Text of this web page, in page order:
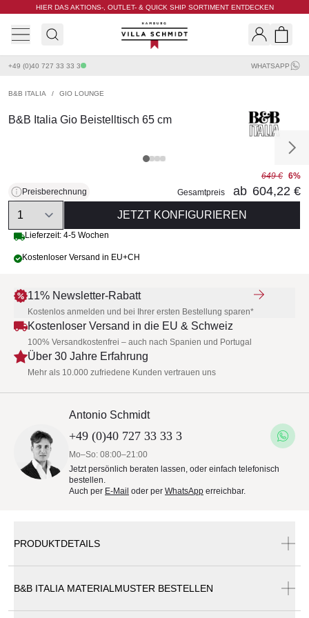
HIER DAS AKTIONS-, OUTLET- & QUICK SHIP SORTIMENT ENTDECKEN
Villa Schmidt
+49 (0)40 727 33 33 3 WHATSAPP
B&B ITALIA / GIO LOUNGE
B&B Italia Gio Beistelltisch 65 cm
Preisberechnung
649 € 6%
Gesamtpreis
ab 604,22 €
Quantity
JETZT KONFIGURIEREN
Lieferzeit: 4-5 Wochen
Kostenloser Versand in EU+CH
11% Newsletter-Rabatt
Kostenlos anmelden und bei Ihrer ersten Bestellung sparen*
Kostenloser Versand in die EU & Schweiz
100% Versandkostenfrei – auch nach Spanien und Portugal
Über 30 Jahre Erfahrung
Mehr als 10.000 zufriedene Kunden vertrauen uns
Antonio Schmidt
+49 (0)40 727 33 33 3
Mo–So: 08:00–21:00
Jetzt persönlich beraten lassen, oder einfach telefonisch
bestellen.
Auch per E-Mail oder per WhatsApp erreichbar.
PRODUKTDETAILS
B&B ITALIA MATERIALMUSTER BESTELLEN